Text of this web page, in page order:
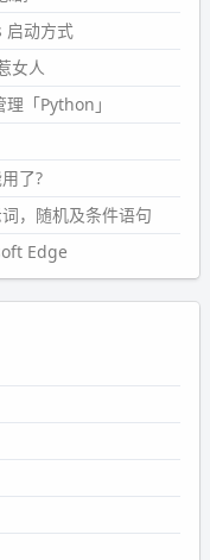
启动方式
女人
「Python」
了?
，随机及条件语句
Edge